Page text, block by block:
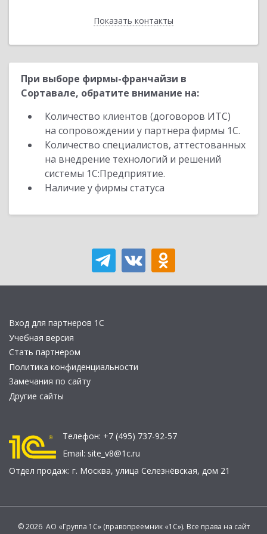
Показать контакты
Назад
При выборе фирмы-франчайзи в
Сортавале, обратите внимание на:
Количество клиентов (договоров ИТС)
на сопровождении у партнера фирмы 1С.
Количество специалистов, аттестованных
на внедрение технологий и решений
системы 1С:Предприятие.
Наличие у фирмы статуса
Вход для партнеров 1С
Учебная версия
Стать партнером
Политика конфиденциальности
Замечания по сайту
Другие сайты
Телефон: +7 (495) 737-92-57
Email: site_v8@1c.ru
Отдел продаж: г. Москва, улица Селезнёвская, дом 21
© 2026 АО «Группа 1С» (правопреемник «1С»). Все права на сайт